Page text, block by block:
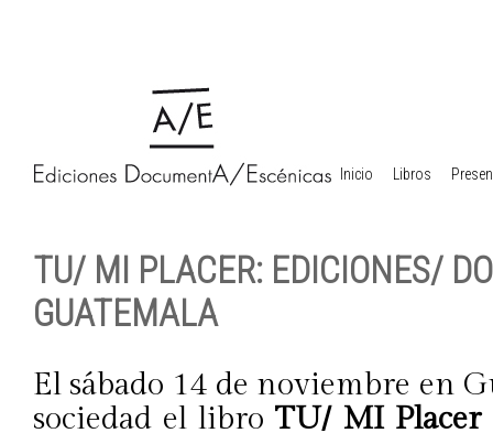
Inicio Libros
TU/ MI PLACER: EDICIONES/
GUATEMALA
El sábado 14 de noviembre en
sociedad el libro TU/ MI Placer